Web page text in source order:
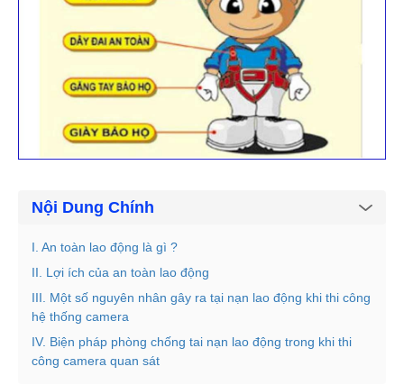
Nội Dung Chính
I. An toàn lao động là gì ?
II. Lợi ích của an toàn lao động
III. Một số nguyên nhân gây ra tại nạn lao động khi thi công
hệ thống camera
IV. Biện pháp phòng chống tai nạn lao động trong khi thi
công camera quan sát